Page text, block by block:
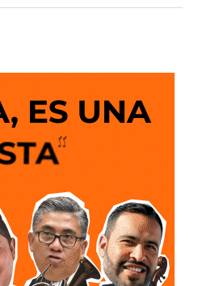
para miles de familias.
los trabajos de
en los módulos donde se
del agua, para
integral de las
el equipamiento de los
donde las
contiene el agua se agrupan y
en el fondo, permitiendo